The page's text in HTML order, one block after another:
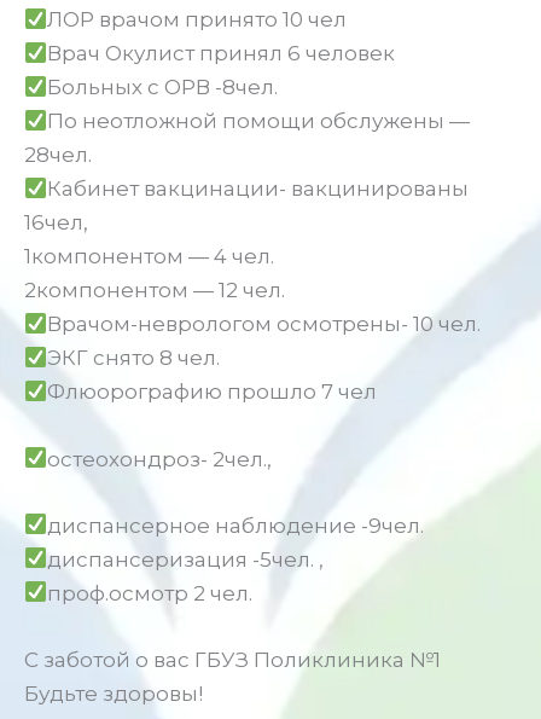
ЛОР врачом принято 10 чел
Врач Окулист принял 6 человек
Больных с ОРВ -8чел.
По неотложной помощи обслужены —
28чел.
Кабинет вакцинации- вакцинированы
16чел,
1компонентом — 4 чел.
2компонентом — 12 чел.
Врачом-неврологом осмотрены- 10 чел.
ЭКГ снято 8 чел.
Флюорографию прошло 7 чел
остеохондроз- 2чел.,
диспансерное наблюдение -9чел.
диспансеризация -5чел. ,
проф.осмотр 2 чел.
С заботой о вас ГБУЗ Поликлиника №1
Будьте здоровы!